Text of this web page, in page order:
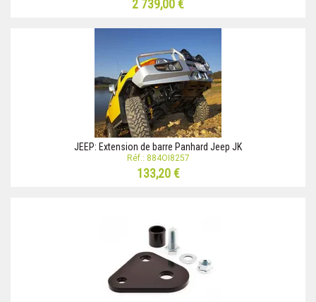
2 739,00 €
JEEP: Extension de barre Panhard Jeep JK
Réf.: 884OI8257
133,20 €